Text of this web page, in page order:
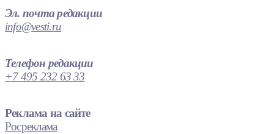
Эл. почта редакции
info@vesti.ru
Телефон редакции
+7 495 232 63 33
Реклама на сайте
Росреклама